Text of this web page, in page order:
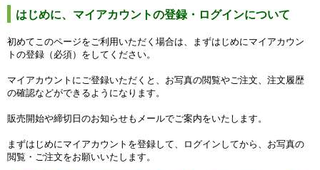
はじめに、マイアカウントの登録・ログインについて
初めてこのページをご利用いただく場合は、まずはじめにマイアカウン
トの登録（必須）をしてください。
マイアカウントにご登録いただくと、お写真の閲覧やご注文、注文履歴
の確認などができるようになります。
販売開始や締切日のお知らせもメールでご案内をいたします。
まずはじめにマイアカウントを登録して、ログインしてから、お写真の
閲覧・ご注文をお願いいたします。